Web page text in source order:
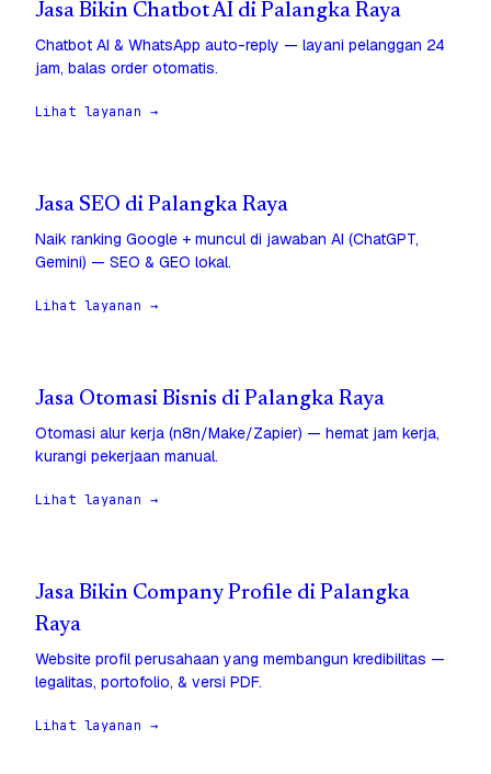
Jasa Bikin Chatbot AI di Palangka Raya
Chatbot AI & WhatsApp auto-reply — layani pelanggan 24
jam, balas order otomatis.
Lihat layanan →
Jasa SEO di Palangka Raya
Naik ranking Google + muncul di jawaban AI (ChatGPT,
Gemini) — SEO & GEO lokal.
Lihat layanan →
Jasa Otomasi Bisnis di Palangka Raya
Otomasi alur kerja (n8n/Make/Zapier) — hemat jam kerja,
kurangi pekerjaan manual.
Lihat layanan →
Jasa Bikin Company Profile di Palangka
Raya
Website profil perusahaan yang membangun kredibilitas —
legalitas, portofolio, & versi PDF.
Lihat layanan →